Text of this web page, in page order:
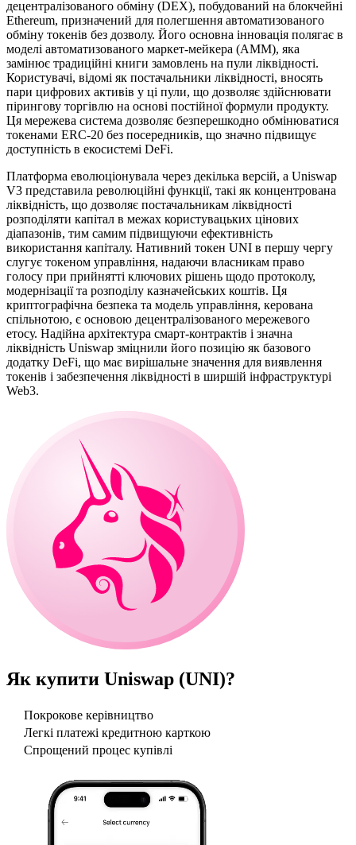
децентралізованого обміну (DEX), побудований на блокчейні
Ethereum, призначений для полегшення автоматизованого
обміну токенів без дозволу. Його основна інновація полягає в
моделі автоматизованого маркет-мейкера (AMM), яка
замінює традиційні книги замовлень на пули ліквідності.
Користувачі, відомі як постачальники ліквідності, вносять
пари цифрових активів у ці пули, що дозволяє здійснювати
пірингову торгівлю на основі постійної формули продукту.
Ця мережева система дозволяє безперешкодно обмінюватися
токенами ERC-20 без посередників, що значно підвищує
доступність в екосистемі DeFi.
Платформа еволюціонувала через декілька версій, а Uniswap
V3 представила революційні функції, такі як концентрована
ліквідність, що дозволяє постачальникам ліквідності
розподіляти капітал в межах користувацьких цінових
діапазонів, тим самим підвищуючи ефективність
використання капіталу. Нативний токен UNI в першу чергу
слугує токеном управління, надаючи власникам право
голосу при прийнятті ключових рішень щодо протоколу,
модернізації та розподілу казначейських коштів. Ця
криптографічна безпека та модель управління, керована
спільнотою, є основою децентралізованого мережевого
етосу. Надійна архітектура смарт-контрактів і значна
ліквідність Uniswap зміцнили його позицію як базового
додатку DeFi, що має вирішальне значення для виявлення
токенів і забезпечення ліквідності в ширшій інфраструктурі
Web3.
Як купити Uniswap (UNI)?
Покрокове керівництво
Легкі платежі кредитною карткою
Спрощений процес купівлі